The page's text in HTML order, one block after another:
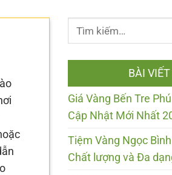
BÀI
Giá Vàng Bến Tre
Cập Nhật Mới Nhất
Tiệm Vàng Ngọc
Chất lượng và Đa